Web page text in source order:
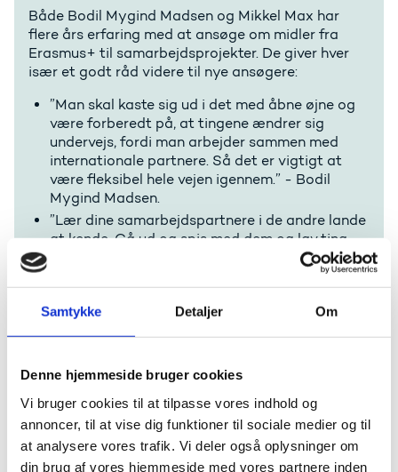
Samtykke Detaljer Om
Denne hjemmeside bruger cookies
Vi bruger cookies til at tilpasse vores indhold og
annoncer, til at vise dig funktioner til sociale medier og til
at analysere vores trafik. Vi deler også oplysninger om
din brug af vores hjemmeside med vores partnere inden
Både Bodil Mygind Madsen og Mikkel Max har
flere års erfaring med at ansøge om midler fra
Erasmus+ til samarbejdsprojekter. De giver hver
især et godt råd videre til nye ansøgere:
”Man skal kaste sig ud i det med åbne øjne og
være forberedt på, at tingene ændrer sig
undervejs, fordi man arbejder sammen med
internationale partnere. Så det er vigtigt at
være fleksibel hele vejen igennem.” - Bodil
Mygind Madsen.
”Lær dine samarbejdspartnere i de andre lande
at kende. Gå ud og spis med dem og lav ting,
som ikke omhandler projektet. Så ender man
med at kunne lide hinanden og holde kontakten.
Mikkel Max.
Venskaber og udvikling for livet
Mikkel Max er international koordinator på Vibenhus